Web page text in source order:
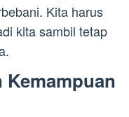
Kita harus
kita sambil tetap
Kemampuan